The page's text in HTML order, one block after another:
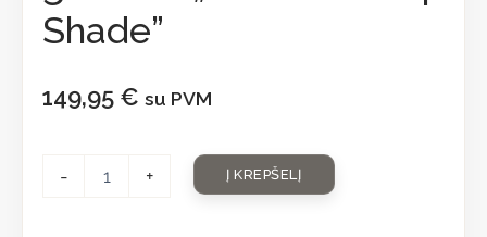
Shade”
149,95 € su PVM
- + Į KREPŠELĮ